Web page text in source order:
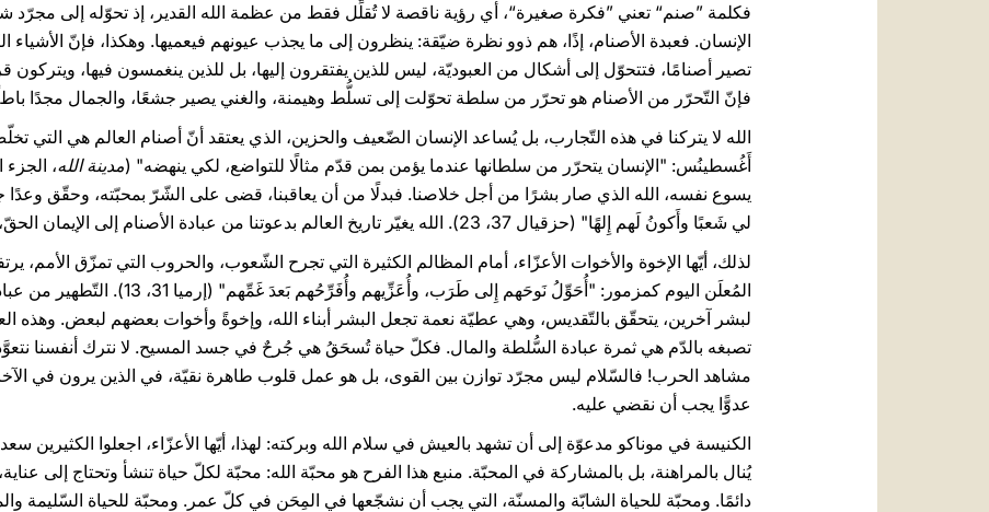
فكلمة ”صنم“ تعني ”فكرة صغيرة“، أي رؤية ناقصة لا تُقلِّل فقط من عظمة الله القدير، إذ تحوّله إلى
الإنسان. فعبدة الأصنام، إذًا، هم ذوو نظرة ضيّقة: ينظرون إلى ما يجذب عيونهم فيعميها. وهكذا، فإنّ الأشياء
تصير أصنامًا، فتتحوّل إلى أشكال من العبوديّة، ليس للذين يفتقرون إليها، بل للذين ينغمسون فيها،
فإنّ التّحرّر من الأصنام هو تحرّر من سلطة تحوّلت إلى تسلُّط وهيمنة، والغني يصير جشعًا، والجمال مجدًا
الله لا يتركنا في هذه التّجارب، بل يُساعد الإنسان الضّعيف والحزين، الذي يعتقد أنّ أصنام العالم هي التي
أَغُسطينُس: "الإنسان يتحرّر من سلطانها عندما يؤمن بمن قدّم مثالًا للتواضع، لكي ينهضه" (مدينة الله
يسوع نفسه، الله الذي صار بشرًا من أجل خلاصنا. فبدلًا من أن يعاقبنا، قضى على الشّرّ بمحبّته، وحقّق وعدًا
لي شَعبًا وأَكونُ لَهم إِلهًا" (حزقيال 37، 23). الله يغيّر تاريخ العالم بدعوتنا من عبادة الأصنام إلى الإيمان الحقّ، ومن الموت إلى الحياة.
لذلك، أيّها الإخوة والأخوات الأعزّاء، أمام المظالم الكثيرة التي تجرح الشّعوب، والحروب التي تمزّق الأمم،
المُعلَن اليوم كمزمور: "أُحَوِّلُ نَوحَهم إِلى طَرَب،
لبشر آخرين، يتحقّق بالتّقديس، وهي عطيّة نعمة تجعل البشر أبناء الله، وإخوةً وأخوات بعضهم لبعض. وهذه
تصبغه بالدّم هي ثمرة عبادة السُّلطة والمال. فكلّ حياة تُسحَقُ هي جُرحٌ في جسد المسيح. لا نترك أنفسنا
مشاهد الحرب! فالسّلام ليس مجرّد توازن بين القوى، بل هو عمل قلوب طاهرة نقيّة، في الذين يرون في
عدوًّا يجب أن نقضي عليه.
الكنيسة في موناكو مدعوّة إلى أن تشهد بالعيش في سلام الله وبركته: لهذا، أيّها الأعزّاء، اجعلوا الكثيرين
يُنال بالمراهنة، بل بالمشاركة في المحبّة. منبع هذا الفرح هو محبّة الله: محبّة لكلّ حياة تنشأ وتحتاج إلى
دائمًا. ومحبّة للحياة الشابّة والمسنّة، التي يجب أن نشجّعها في المِحَنِ في كلّ عمر. ومحبّة للحياة السّليمة